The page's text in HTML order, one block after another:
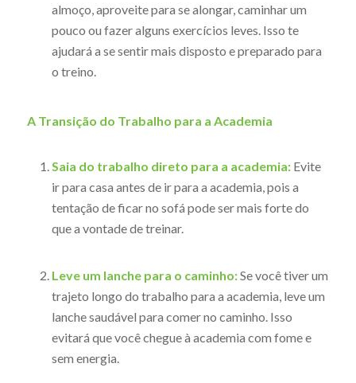
almoço, aproveite para se alongar, caminhar um
pouco ou fazer alguns exercícios leves. Isso te
ajudará a se sentir mais disposto e preparado para
o treino.
A Transição do Trabalho para a Academia
Saia do trabalho direto para a academia:Evite
ir para casa antes de ir para a academia, pois a
tentação de ficar no sofá pode ser mais forte do
que a vontade de treinar.
Leve um lanche para o caminho:Se você tiver um
trajeto longo do trabalho para a academia, leve um
lanche saudável para comer no caminho. Isso
evitará que você chegue à academia com fome e
sem energia.